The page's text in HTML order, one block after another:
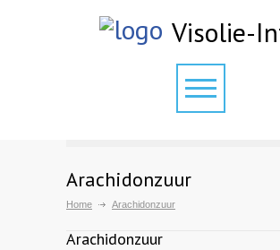
Visolie-
Arachidonzuur
Home Arachidonzuur
Arachidonzuur